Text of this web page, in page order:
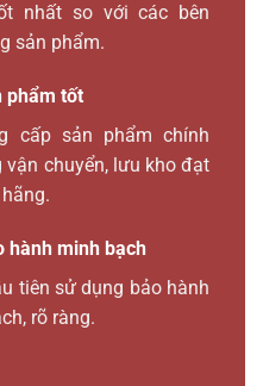
nhất so với các bên
sản phẩm.
phẩm tốt
cấp sản phẩm chính
vận chuyển, lưu kho đạt
hành minh bạch
tiên sử dụng bảo hành
rõ ràng.